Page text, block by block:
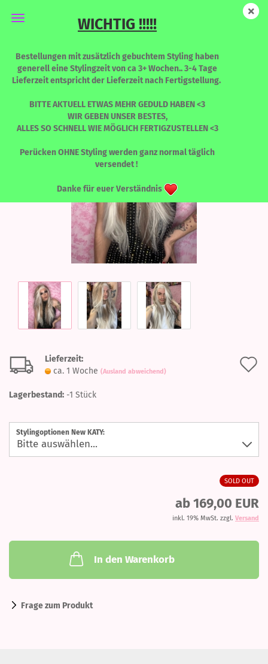
WICHTIG !!!!!
Bestellungen mit zusätzlich gebuchtem Styling haben
generell eine Stylingzeit von ca 3+ Wochen.. 3-4 Tage
Lieferzeit entspricht der Lieferzeit nach Fertigstellung.
BITTE AKTUELL ETWAS MEHR GEDULD HABEN <3
WIR GEBEN UNSER BESTES,
ALLES SO SCHNELL WIE MÖGLICH FERTIGZUSTELLEN <3
Perücken OHNE Styling werden ganz normal täglich
versendet !
Danke für euer Verständnis
New Katy - SHADES OF BEIGE - LIMITED EDITION
Lieferzeit:
ca. 1 Woche (Ausland abweichend)
Lagerbestand: -1 Stück
Stylingoptionen New KATY:
SOLD OUT
ab 169,00 EUR
inkl. 19% MwSt. zzgl. Versand
In den Warenkorb
Frage zum Produkt